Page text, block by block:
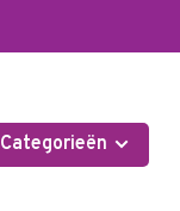
Categorieën